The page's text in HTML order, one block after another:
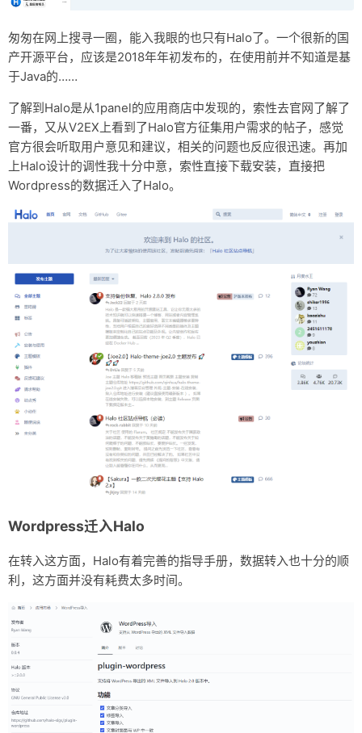
匆匆在网上搜寻一圈，能入我眼的也只有Halo了。一个很新的国
产开源平台，应该是2018年年初发布的，在使用前并不知道是基
于Java的……
了解到Halo是从1panel的应用商店中发现的，索性去官网了解了
一番，又从V2EX上看到了Halo官方征集用户需求的帖子，感觉
官方很会听取用户意见和建议，相关的问题也反应很迅速。再加
上Halo设计的调性我十分中意，索性直接下载安装，直接把
Wordpress的数据迁入了Halo。
Wordpress迁入Halo
在转入这方面，Halo有着完善的指导手册，数据转入也十分的顺
利，这方面并没有耗费太多时间。